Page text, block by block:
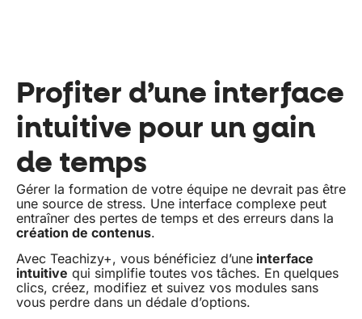
Profiter d’une interface
intuitive pour un gain
de temps
Gérer la formation de votre équipe ne devrait pas être
une source de stress. Une interface complexe peut
entraîner des pertes de temps et des erreurs dans la
création de contenus.
Avec Teachizy+, vous bénéficiez d’une interface
intuitive qui simplifie toutes vos tâches. En quelques
clics, créez, modifiez et suivez vos modules sans
vous perdre dans un dédale d’options.